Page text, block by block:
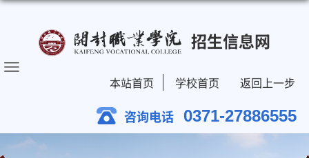
招生信息网
本站首页 学校首页 返回上一步
咨询电话 0371-27886555